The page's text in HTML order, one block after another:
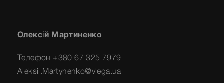
Олексій Мартиненко
Телефон +380 67 325 7979
Aleksii.Martynenko@viega.ua